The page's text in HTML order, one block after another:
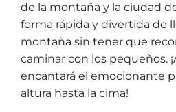
de la montaña y la ciudad
forma rápida y divertida de
montaña sin tener que
caminar con los pequeños.
encantará el emocionante
altura hasta la cima!